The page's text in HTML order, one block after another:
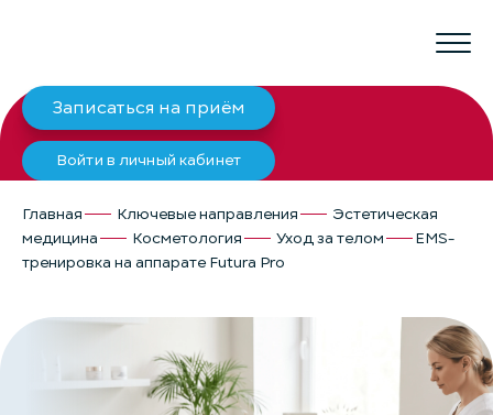
Записаться на приём
Войти в личный кабинет
Главная Ключевые направления
Эстетическая
медицина
Косметология Уход за телом
EMS-
тренировка на аппарате Futura Pro